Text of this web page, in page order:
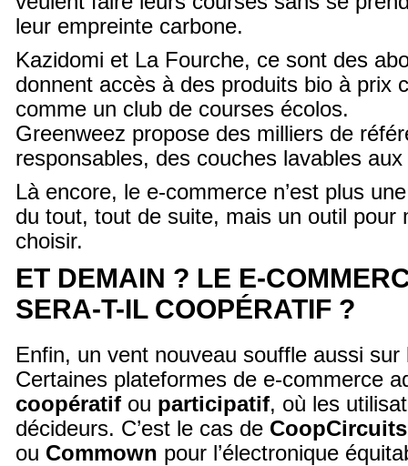
leur empreinte carbone.
Kazidomi et La Fourche, ce sont des
donnent accès à des produits bio à prix
comme un club de courses écolos.
Greenweez propose des milliers de
responsables, des couches lavables
Là encore, le e-commerce n’est plus
du tout, tout de suite, mais un outil pour
choisir.
ET DEMAIN ? LE E-
SERA-T-IL COOPÉRATIF ?
Enfin, un vent nouveau souffle aussi sur
Certaines plateformes de e-commerce
coopératif ou participatif, où les
décideurs. C’est le cas de CoopCircuits
ou Commown pour l’électronique